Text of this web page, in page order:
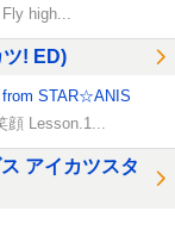
high...
! ED)
from STAR☆ANIS
Lesson.1...
アイカツスタ